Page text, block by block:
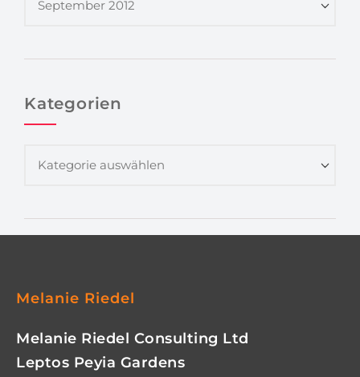
Kategorien
Melanie Riedel
Melanie Riedel Consulting Ltd
Leptos Peyia Gardens